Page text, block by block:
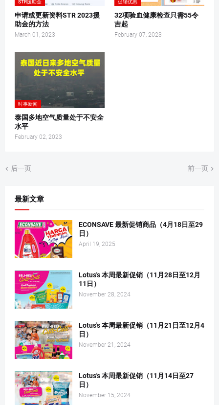
STR援助金
申请或更新资料STR 2023援
助金的方法
March 01, 2023
促销优惠
32项验血健康检查只需55令
吉起
February 07, 2023
时事新闻
泰国多地空气质量处于不安全
水平
February 02, 2023
后一页 前一页
最新文章
ECONSAVE 最新促销商品（4月18日至29
日）
April 19, 2025
Lotus's 本周最新促销（11月28日至12月
11日）
November 28, 2024
Lotus's 本周最新促销（11月21日至12月4
日）
November 21, 2024
Lotus's 本周最新促销（11月14日至27
日）
November 15, 2024